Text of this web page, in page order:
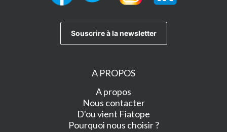
A PROPOS
A propos
Nous contacter
D'ou vient Fiatope
Pourquoi nous choisir ?